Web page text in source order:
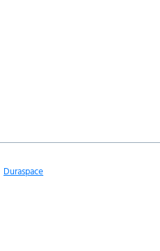
Duraspace